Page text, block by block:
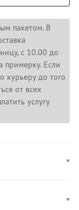
пакетом. В
с 10.00 до
примерку. Если
курьеру до того
от всех
услугу